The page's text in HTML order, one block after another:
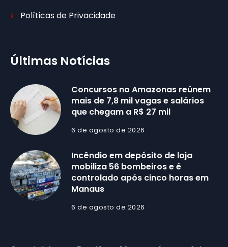
Políticas de Privacidade
Últimas Notícias
Concursos no Amazonas reúnem
mais de 7,8 mil vagas e salários
que chegam a R$ 27 mil
6 de agosto de 2026
Incêndio em depósito de loja
mobiliza 56 bombeiros e é
controlado após cinco horas em
Manaus
6 de agosto de 2026